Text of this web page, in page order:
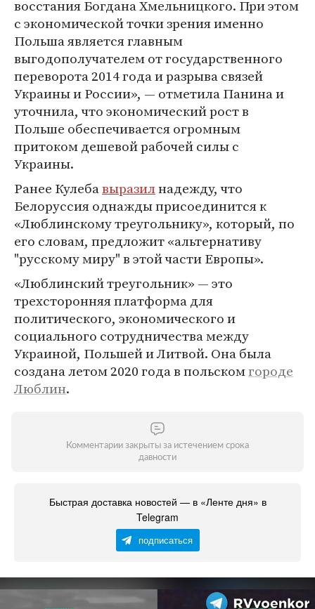
восстания Богдана Хмельницкого. При этом
с экономической точки зрения именно
Польша является главным
выгодополучателем от государственного
переворота 2014 года и разрыва связей
Украины и России», — отметила Панина и
уточнила, что экономический рост в
Польше обеспечивается огромным
притоком дешевой рабочей силы с
Украины.
Ранее Кулебавыразилнадежду, что
Белоруссия однажды присоединится к
«Люблинскому треугольнику», который, по
его словам, предложит «альтернативу
"русскому миру" в этой части Европы».
«Люблинский треугольник» — это
трехсторонняя платформа для
политического, экономического и
социального сотрудничества между
Украиной, Польшей и Литвой. Она была
создана летом 2020 года в польскомгороде
Люблин.
Комментарии закрыты за истечением срока
давности
Быстрая доставка новостей — в «Ленте дня» в
Telegram
подписаться